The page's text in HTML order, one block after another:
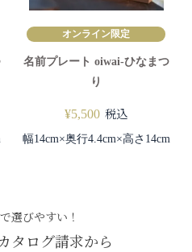
オンライン限定
名前プレート oiwai-ひなまつ
り
¥5,500 税込
幅14cm×奥行4.4cm×高さ14cm
選びやすい！
タログ請求から